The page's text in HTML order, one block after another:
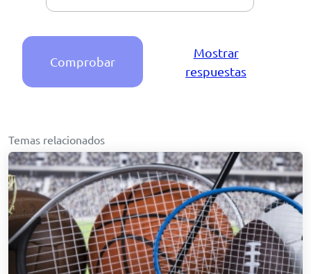
Comprobar
Mostrar
respuestas
Temas relacionados